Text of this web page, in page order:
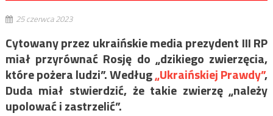
25 czerwca 2023
Cytowany przez ukraińskie media prezydent III RP
miał przyrównać Rosję do „dzikiego zwierzęcia,
które pożera ludzi”. Według„Ukraińskiej Prawdy”,
Duda miał stwierdzić, że takie zwierzę „należy
upolować i zastrzelić”.